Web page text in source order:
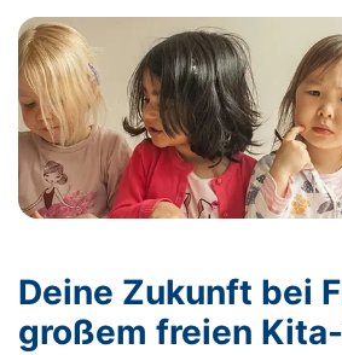
Deine Zukunft bei
großem freien